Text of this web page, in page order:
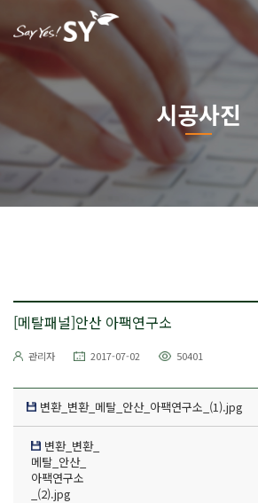
시공사진
[메탈패널]안산 아팩연구소
관리자 2017-07-02 50401
변환_변환_메탈_안산_아팩연구소_(1).jpg
변환_변환_
메탈_안산_
아팩연구소
_(2).jpg